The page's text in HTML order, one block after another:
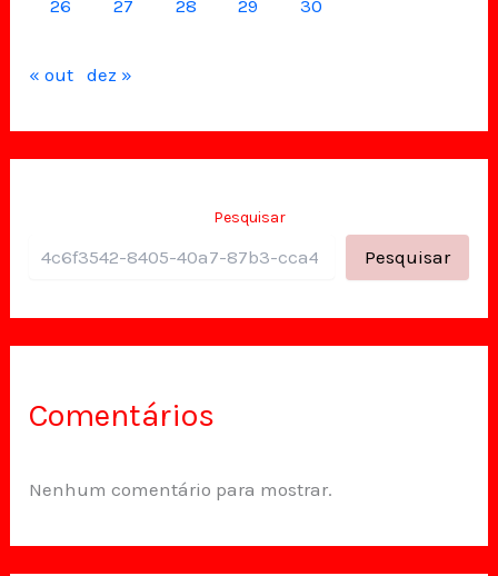
26 27 28 29 30
« out dez »
Pesquisar
Pesquisar
Comentários
Nenhum comentário para mostrar.